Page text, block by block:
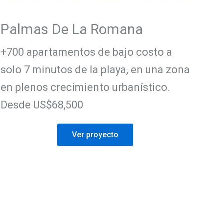
Palmas De La Romana
+700 apartamentos de bajo costo a
solo 7 minutos de la playa, en una zona
en plenos crecimiento urbanístico.
Desde US$68,500
Ver proyecto